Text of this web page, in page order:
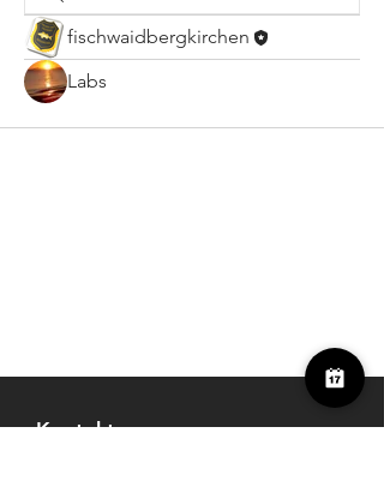
fischwaidbergkirchen
Labs
Kontakt